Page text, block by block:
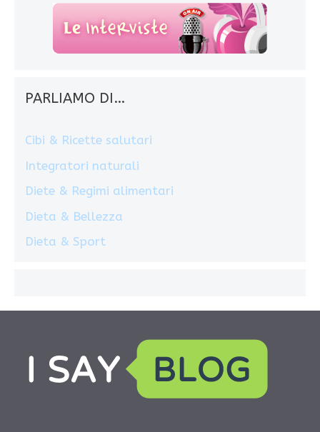
PARLIAMO DI…
Cibi & Ricette salutari
Integratori naturali
Diete & Regimi alimentari
Dieta & Bellezza
Dieta & Sport